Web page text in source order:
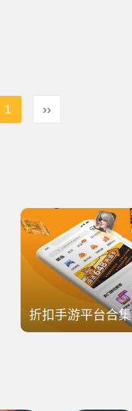
1 ››
折扣手游平台合集